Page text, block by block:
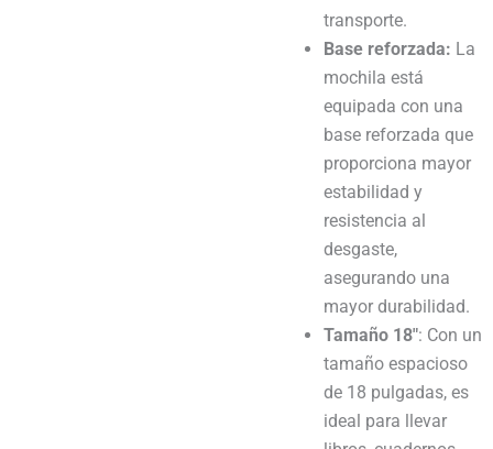
transporte.
Base reforzada: La
mochila está
equipada con una
base reforzada que
proporciona mayor
estabilidad y
resistencia al
desgaste,
asegurando una
mayor durabilidad.
Tamaño 18″: Con un
tamaño espacioso
de 18 pulgadas, es
ideal para llevar